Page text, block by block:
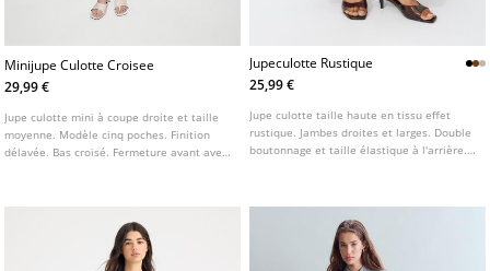
Minijupe Culotte Croisee
29,99 €
Jupe culotte mini à coupe droite et taille
moyenne. Modèle cinq poches. Finition
délavée. Bas croisé. Fermeture avant avec
Jupeculotte Rustique
25,99 €
Jupe culotte taille haute en tissu effet
rustique. Jambes droites et larges. Double
boutonnage et taille élastique à l'arrière.